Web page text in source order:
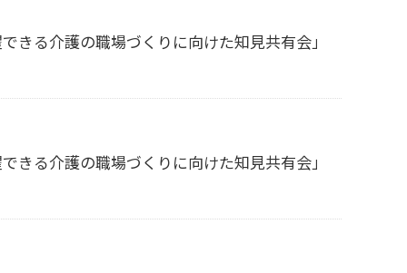
きる介護の職場づくりに向けた知見共有会」
きる介護の職場づくりに向けた知見共有会」